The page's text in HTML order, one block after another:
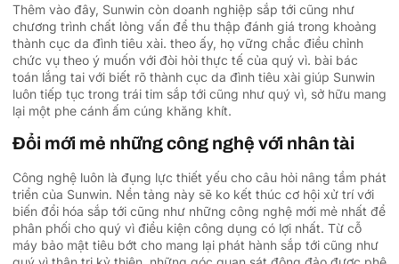
Thêm vào đây, Sunwin còn doanh nghiệp sắp tới cũng như
chương trình chất lỏng vấn để thu thập đánh giá trong khoảng
thành cục da đình tiêu xài. theo ấy, họ vững chắc điều chỉnh
chức vụ theo ý muốn với đòi hỏi thực tế của quý vì. bài bác
toán lắng tai với biết rõ thành cục da đình tiêu xài giúp Sunwin
luôn tiếp tục trong trái tim sắp tới cũng như quý vì, sở hữu mang
lại một phe cánh ấm cúng khăng khít.
Đổi mới mẻ những công nghệ với nhân tài
Công nghệ luôn là đụng lực thiết yếu cho câu hỏi nâng tầm phát
triển của Sunwin. Nền tảng này sẽ ko kết thúc cơ hội xử trí với
biến đổi hóa sắp tới cũng như những công nghệ mới mẻ nhất để
phân phối cho quý vì điều kiện công dụng có lợi nhất. Từ cỗ
máy bảo mật tiêu bớt cho mang lại phát hành sắp tới cũng như